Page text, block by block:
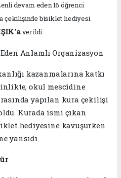
devam eden 16 öğrenci
çekilişinde bisiklet hediyesi
verildi.
Anlamlı Organizasyon
kazanmalarına katkı
okul mescidine
yapılan kura çekilişi
Kurada ismi çıkan
hediyesine kavuşurken
yansıdı.